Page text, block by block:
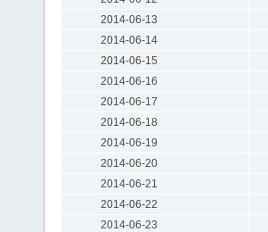
2014-06-13
2014-06-14
2014-06-15
2014-06-16
2014-06-17
2014-06-18
2014-06-19
2014-06-20
2014-06-21
2014-06-22
2014-06-23